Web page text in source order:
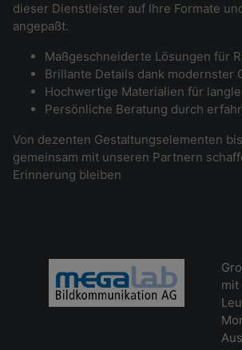
dieser Dienstleister auf Ihre Formate
angepaßt.
Maßgeschneiderte Lösungen für
Brillante Details dank modernster
Hochwertige Materialien für
Persönliche Beratung durch
Von dezenten Gestaltungselementen
gemeinsam mit unseren Partnern
Erinnerung bleiben
mit